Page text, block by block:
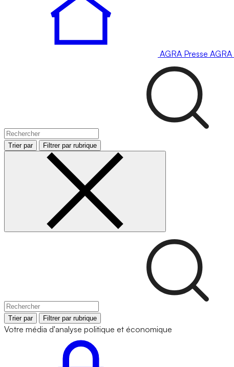
AGRA Presse AGRA
Trier par Filtrer par rubrique
Trier par Filtrer par rubrique
Votre média d'analyse politique et économique